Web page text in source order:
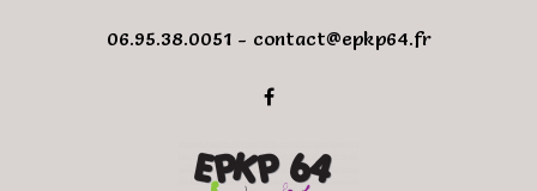
06.95.38.0051 - contact@epkp64.fr